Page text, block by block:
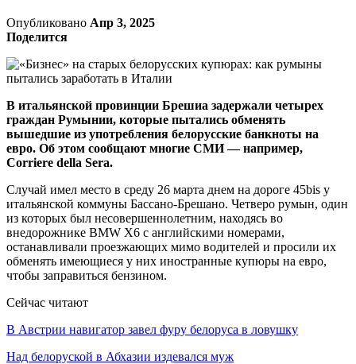
Опубликовано Апр 3, 2025
Поделится
В итальянской провинции Брешиа задержали четырех
граждан Румынии, которые пытались обменять
вышедшие из употребления белорусские банкноты на
евро. Об этом сообщают многие СМИ — например,
Corriere della Sera.
Случай имел место в среду 26 марта днем на дороге 45bis у
итальянской коммуны Бассано-Брешано. Четверо румын, один
из которых был несовершеннолетним, находясь во
внедорожнике BMW X6 с английскими номерами,
останавливали проезжающих мимо водителей и просили их
обменять имеющиеся у них иностранные купюры на евро,
чтобы заправиться бензином.
Сейчас читают
В Австрии навигатор завел фуру белоруса в ловушку
Над белоруской в Абхазии издевался муж